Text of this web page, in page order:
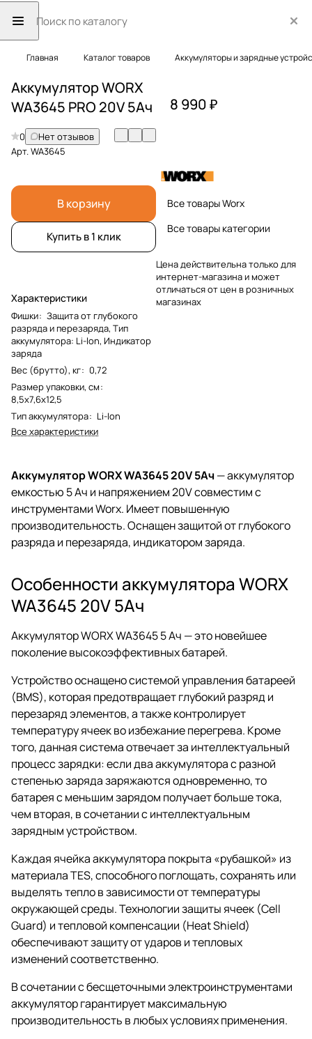
Главная Каталог товаров Аккумуляторы и зарядные
Аккумулятор WORX
WA3645 PRO 20V 5Ач
0
Нет отзывов
Арт.WA3645
В корзину
Купить в 1 клик
Характеристики
Фишки: Защита от глубокого
разряда и перезаряда, Тип
аккумулятора: Li-lon, Индикатор
заряда
Вес (брутто), кг: 0,72
Размер упаковки, см:
8,5x7,6x12,5
Тип аккумулятора: Li-Ion
Все характеристики
8 990 ₽
Все товары Worx
Все товары категории
Цена действительна только для
интернет-магазина и может
отличаться от цен в розничных
магазинах
Аккумулятор WORX WA3645 20V 5Ач— аккумулятор
емкостью 5 Ач и напряжением 20V совместим с
инструментами Worx. Имеет повышенную
производительность. Оснащен защитой от глубокого
разряда и перезаряда, индикатором заряда.
Особенности аккумулятора WORX
WA3645 20V 5Ач
Аккумулятор WORX WA3645 5 Ач — это новейшее
поколение высокоэффективных батарей.
Устройство оснащено системой управления батареей
(BMS), которая предотвращает глубокий разряд и
перезаряд элементов, а также контролирует
температуру ячеек во избежание перегрева. Кроме
того, данная система отвечает за интеллектуальный
процесс зарядки: если два аккумулятора с разной
степенью заряда заряжаются одновременно, то
батарея с меньшим зарядом получает больше тока,
чем вторая, в сочетании с интеллектуальным
зарядным устройством.
Каждая ячейка аккумулятора покрыта «рубашкой» из
материала TES, способного поглощать, сохранять или
выделять тепло в зависимости от температуры
окружающей среды. Технологии защиты ячеек (Cell
Guard) и тепловой компенсации (Heat Shield)
обеспечивают защиту от ударов и тепловых
изменений соответственно.
В сочетании с бесщеточными электроинструментами
аккумулятор гарантирует максимальную
производительность в любых условиях применения.